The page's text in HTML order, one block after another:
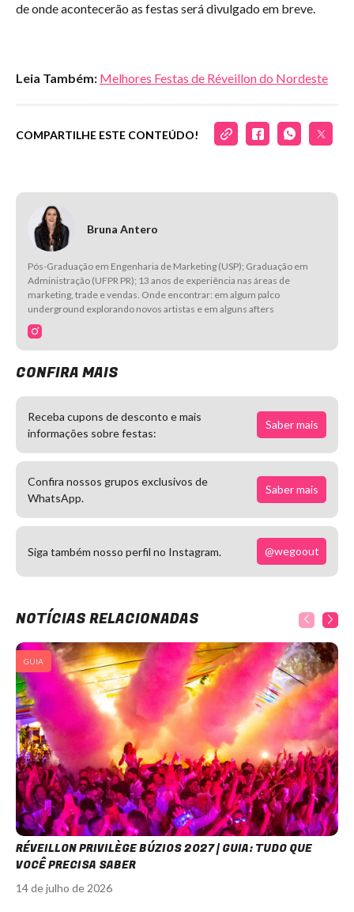
de onde acontecerão as festas será divulgado em breve.
Leia Também: Melhores Festas de Réveillon do Nordeste
COMPARTILHE ESTE CONTEÚDO!
Bruna Antero
Pós-Graduação em Engenharia de Marketing (USP); Graduação em
Administração (UFPR PR); 13 anos de experiência nas áreas de
marketing, trade e vendas. Onde encontrar: em algum palco
underground explorando novos artistas e em alguns afters
CONFIRA MAIS
Receba cupons de desconto e mais
informações sobre festas:
Saber mais
Confira nossos grupos exclusivos de
WhatsApp.
Saber mais
Siga também nosso perfil no Instagram. @wegoout
NOTÍCIAS RELACIONADAS
GUIA
RÉVEILLON PRIVILÈGE BÚZIOS 2027 | GUIA: TUDO QUE
VOCÊ PRECISA SABER
14 de julho de 2026